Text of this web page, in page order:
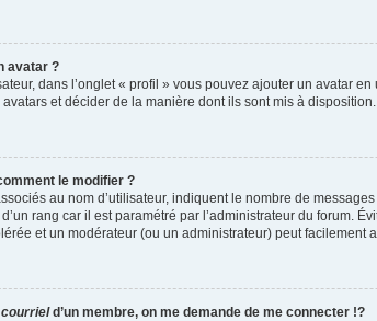
avatar ?
dans l’onglet « profil » vous pouvez ajouter un avatar
et décider de la manière dont ils sont mis à
le modifier ?
au nom d’utilisateur, indiquent le nombre de
rang car il est paramétré par l’administrateur du forum.
et un modérateur (ou un administrateur) peut facilement
courrield’un membre, on me demande de me connecter !?